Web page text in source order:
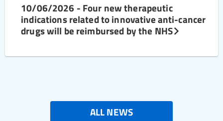
10/06/2026 - Four new therapeutic
indications related to innovative anti-cancer
drugs will be reimbursed by the NHS
ALL NEWS